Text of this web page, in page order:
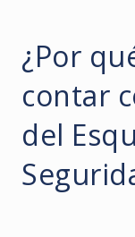
¿Por
contar
del